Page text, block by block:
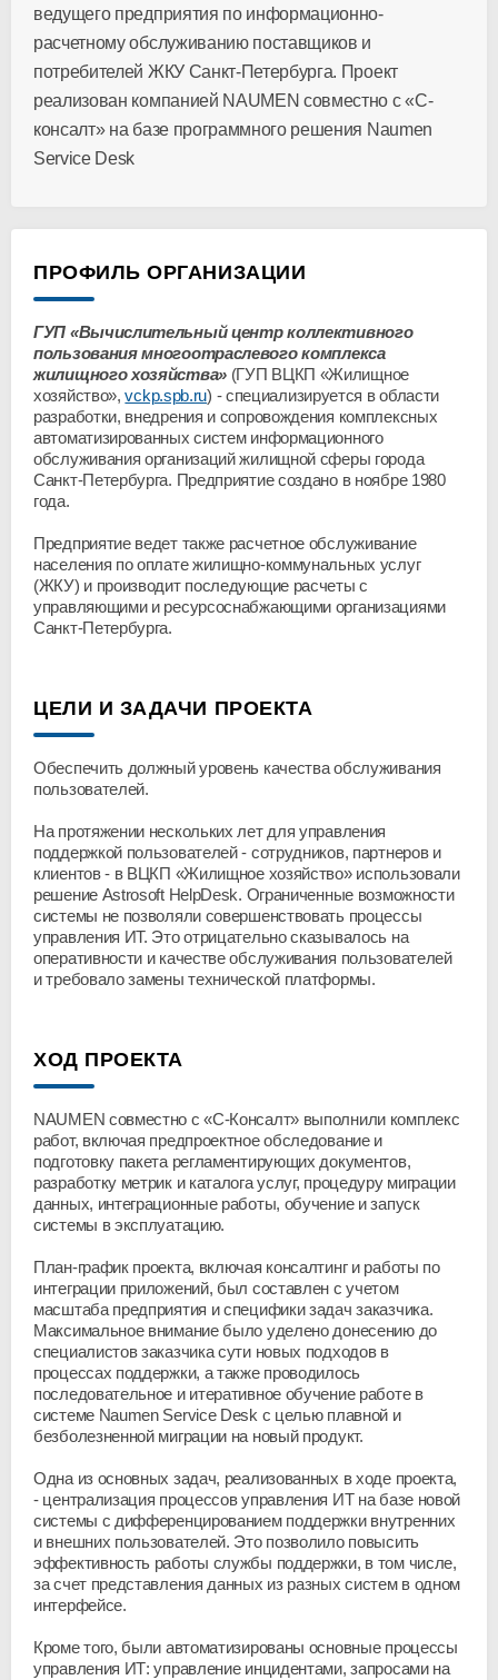
ведущего предприятия по информационно-
расчетному обслуживанию поставщиков и
потребителей ЖКУ Санкт-Петербурга. Проект
реализован компанией NAUMEN совместно с «С-
консалт» на базе программного решения Naumen
Service Desk
ПРОФИЛЬ ОРГАНИЗАЦИИ
ГУП «Вычислительный центр коллективного
пользования многоотраслевого комплекса
жилищного хозяйства» (ГУП ВЦКП «Жилищное
хозяйство»,vckp.spb.ru) - специализируется в области
разработки, внедрения и сопровождения комплексных
автоматизированных систем информационного
обслуживания организаций жилищной сферы города
Санкт-Петербурга. Предприятие создано в ноябре 1980
года.
Предприятие ведет также расчетное обслуживание
населения по оплате жилищно-коммунальных услуг
(ЖКУ) и производит последующие расчеты с
управляющими и ресурсоснабжающими организациями
Санкт-Петербурга.
ЦЕЛИ И ЗАДАЧИ ПРОЕКТА
Обеспечить должный уровень качества обслуживания
пользователей.
На протяжении нескольких лет для управления
поддержкой пользователей - сотрудников, партнеров и
клиентов - в ВЦКП «Жилищное хозяйство» использовали
решение Astrosoft HelpDesk. Ограниченные возможности
системы не позволяли совершенствовать процессы
управления ИТ. Это отрицательно сказывалось на
оперативности и качестве обслуживания пользователей
и требовало замены технической платформы.
ХОД ПРОЕКТА
NAUMEN совместно с «С-Консалт» выполнили комплекс
работ, включая предпроектное обследование и
подготовку пакета регламентирующих документов,
разработку метрик и каталога услуг, процедуру миграции
данных, интеграционные работы, обучение и запуск
системы в эксплуатацию.
План-график проекта, включая консалтинг и работы по
интеграции приложений, был составлен с учетом
масштаба предприятия и специфики задач заказчика.
Максимальное внимание было уделено донесению до
специалистов заказчика сути новых подходов в
процессах поддержки, а также проводилось
последовательное и итеративное обучение работе в
системе Naumen Service Desk с целью плавной и
безболезненной миграции на новый продукт.
Одна из основных задач, реализованных в ходе проекта,
- централизация процессов управления ИТ на базе новой
системы с дифференцированием поддержки внутренних
и внешних пользователей. Это позволило повысить
эффективность работы службы поддержки, в том числе,
за счет представления данных из разных систем в одном
интерфейсе.
Кроме того, были автоматизированы основные процессы
управления ИТ: управление инцидентами, запросами на